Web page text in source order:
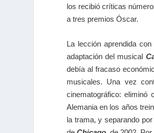
los recibió críticas
a tres premios Óscar.
La lección aprendida con
adaptación del musical
debía al fracaso
musicales. Una vez
cinematográfico:
Alemania en los años
la trama, y separando